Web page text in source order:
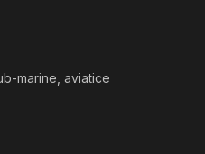
marine, aviatice